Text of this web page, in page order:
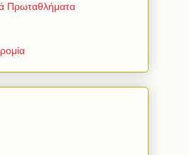
Πρωταθλήματα